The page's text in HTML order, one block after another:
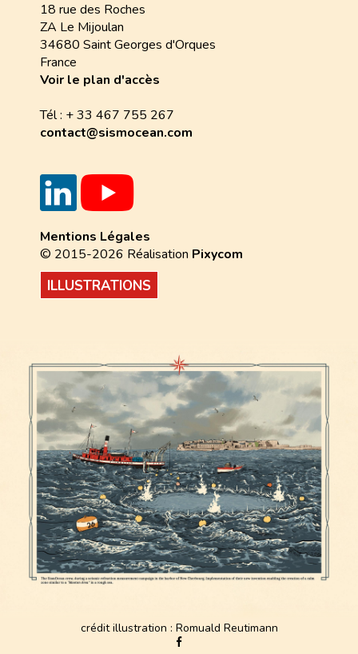
18 rue des Roches
ZA Le Mijoulan
34680 Saint Georges d'Orques
France
Voir le plan d'accès
Tél : + 33 467 755 267
contact@sismocean.com
Mentions Légales
© 2015-2026 Réalisation Pixycom
ILLUSTRATIONS
crédit illustration : Romuald Reutimann